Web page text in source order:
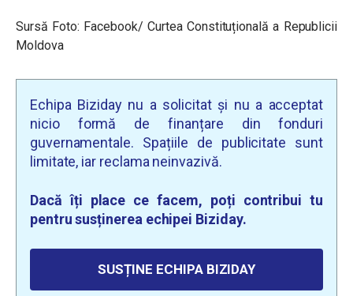
Sursă Foto: Facebook/ Curtea Constituțională a Republicii
Moldova
Echipa Biziday nu a solicitat și nu a acceptat
nicio formă de finanțare din fonduri
guvernamentale. Spațiile de publicitate sunt
limitate, iar reclama neinvazivă.
Dacă îți place ce facem, poți contribui tu
pentru susținerea echipei Biziday.
SUSȚINE ECHIPA BIZIDAY